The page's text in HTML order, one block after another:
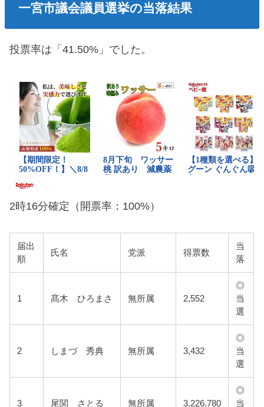
一宮市議会議員選挙の当落結果
投票率は「41.50%」でした。
2時16分確定（開票率：100%）
届出
順
氏名 党派 得票数
当
落
1 髙木 ひろまさ 無所属 2,552
◎
当
選
2 しまづ 秀典 無所属 3,432
◎
当
選
3 尾関 さとる 無所属 3,226.780
◎
当